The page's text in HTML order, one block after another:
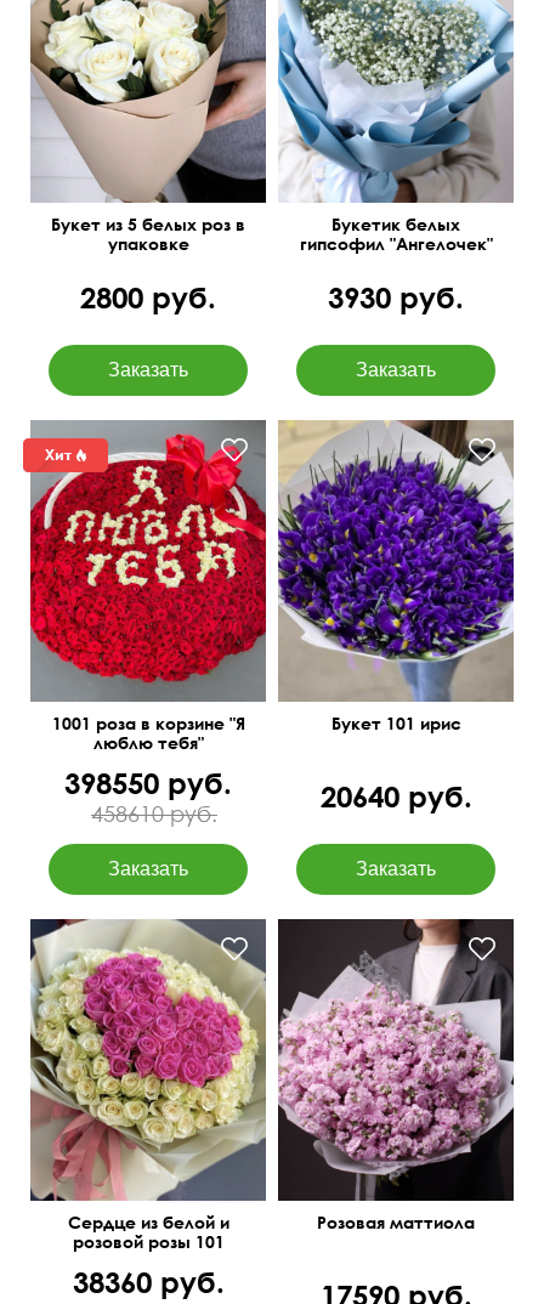
50 см 15 см
Букет из 5 белых роз в
упаковке
2800 руб.
Букетик белых
гипсофил "Ангелочек"
3930 руб.
1001 роза в корзине "Я
люблю тебя"
398550 руб.
458610 руб.
Букет 101 ирис
20640 руб.
Упаковка Гигант из
матовой пленки
Сердце из белой и
розовой розы 101
38360 руб.
На фото букет из 35
веток
Розовая маттиола
17590 руб.